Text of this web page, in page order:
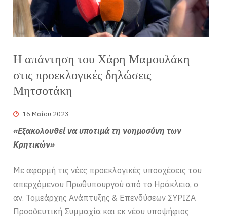
Η απάντηση του Χάρη Μαμουλάκη
στις προεκλογικές δηλώσεις
Μητσοτάκη
16 Μαΐου 2023
«Εξακολουθεί να υποτιμά τη νοημοσύνη των
Κρητικών»
Με αφορμή τις νέες προεκλογικές υποσχέσεις του
απερχόμενου Πρωθυπουργού από το Ηράκλειο, ο
αν. Τομεάρχης Ανάπτυξης & Επενδύσεων ΣΥΡΙΖΑ
Προοδευτική Συμμαχία και εκ νέου υποψήφιος